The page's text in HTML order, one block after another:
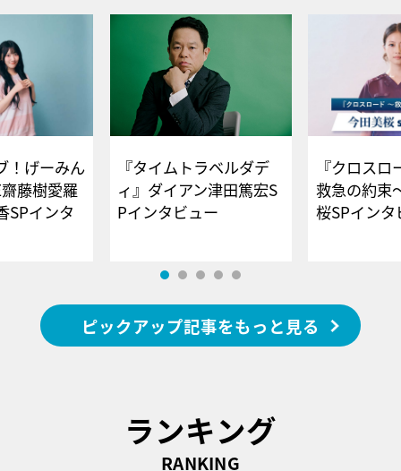
！げーみん
藤樹愛羅
SPインタ
『タイムトラベルダデ
ィ』ダイアン津田篤宏S
Pインタビュー
『クロス
救急の約束
桜SPイ
ピックアップ記事をもっと見る
ランキング
RANKING